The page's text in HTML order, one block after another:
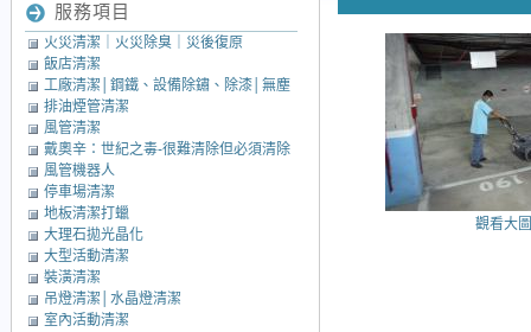
觀看大
服務項目
火災清潔｜火災除臭｜災後復原
飯店清潔
工廠清潔│鋼鐵、設備除鏽、除漆│無塵
室清潔│中央廚房清潔
排油煙管清潔
風管清潔
戴奧辛：世紀之毒-很難清除但必須清除
的毒素
風管機器人
停車場清潔
地板清潔打蠟
大理石拋光晶化
大型活動清潔
裝潢清潔
吊燈清潔│水晶燈清潔
室內活動清潔